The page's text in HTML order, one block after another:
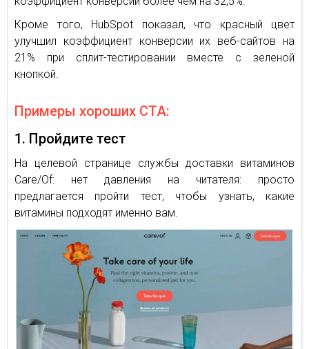
Кроме того, HubSpot показал, что красный цвет
улучшил коэффициент конверсии их веб-сайтов на
21% при сплит-тестировании вместе с зеленой
кнопкой.
Примеры хороших СТА:
1. Пройдите тест
На целевой странице службы доставки витаминов
Care/Of: нет давления на читателя: просто
предлагается пройти тест, чтобы узнать, какие
витамины подходят именно вам.